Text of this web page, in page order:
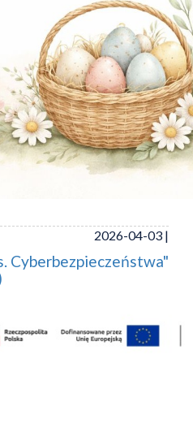
2026-04-03 |
Cyberbezpieczeństwa"